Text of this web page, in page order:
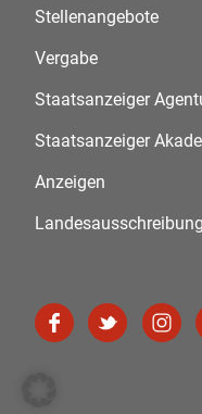
Stellenangebote
Vergabe
Staatsanzeiger
Staatsanzeiger
Anzeigen